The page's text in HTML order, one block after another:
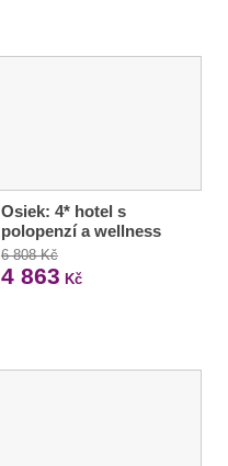
Osiek: 4* hotel s
polopenzí a wellness
6 808 Kč
4 863 Kč